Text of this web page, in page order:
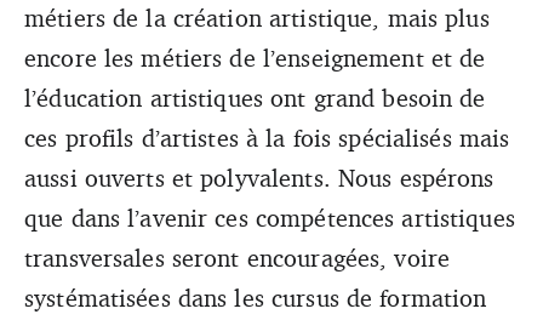
métiers de la création artistique, mais plus
encore les métiers de l’enseignement et de
l’éducation artistiques ont grand besoin de
ces profils d’artistes à la fois spécialisés mais
aussi ouverts et polyvalents. Nous espérons
que dans l’avenir ces compétences artistiques
transversales seront encouragées, voire
systématisées dans les cursus de formation